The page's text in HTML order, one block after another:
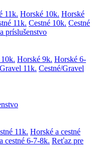
11k. Horské 10k. Horské
11k. Cestné 10k. Cestné
príslušenstvo
Horské 9k. Horské 6-
11k. Cestné/Gravel
11k. Horské a cestné
cestné 6-7-8k. Reťaz pre